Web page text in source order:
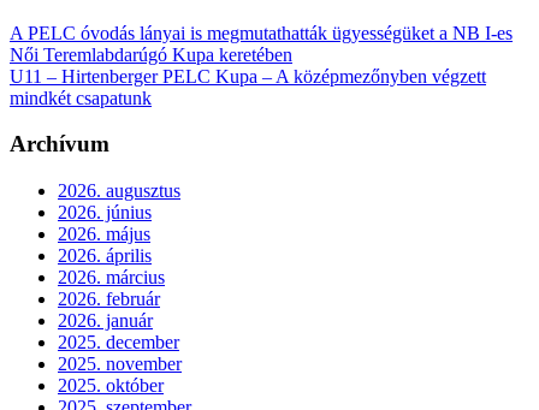
A PELC óvodás lányai is megmutathatták ügyességüket a NB I-es
Női Teremlabdarúgó Kupa keretében
U11 – Hirtenberger PELC Kupa – A középmezőnyben végzett
mindkét csapatunk
Archívum
2026. augusztus
2026. június
2026. május
2026. április
2026. március
2026. február
2026. január
2025. december
2025. november
2025. október